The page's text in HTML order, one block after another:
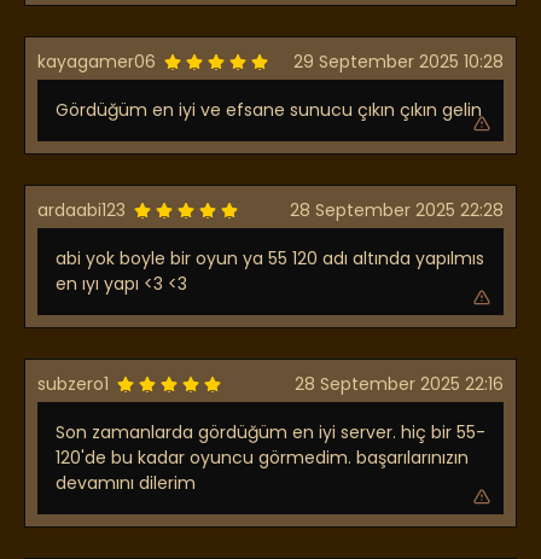
kayagamer06
29 September 2025 10:28
Gördüğüm en iyi ve efsane sunucu çıkın çıkın gelin
ardaabi123
28 September 2025 22:28
abi yok boyle bir oyun ya 55 120 adı altında yapılmıs
en ıyı yapı <3 <3
subzero1
28 September 2025 22:16
Son zamanlarda gördüğüm en iyi server. hiç bir 55-
120'de bu kadar oyuncu görmedim. başarılarınızın
devamını dilerim